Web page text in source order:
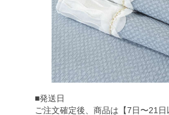
■発送日
ご注文確定後、商品は【7日〜21